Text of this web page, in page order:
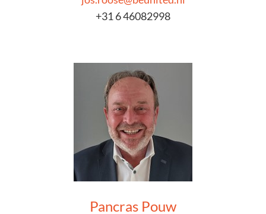
+31 6 46082998
Pancras Pouw